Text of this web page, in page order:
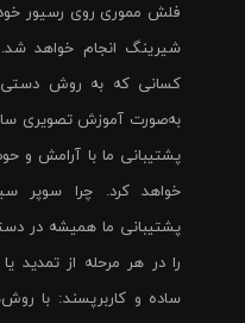
فلش مموری روی رسیور خود
شیرینگ انجام خواهد
کسانی که به روش دستی
به‌صورت آموزش تصویری
پشتیبانی ما با آرامش و
خواهد کرد. چرا سوپر
پشتیبانی ما همیشه در
را در هر مرحله از تمدید
ساده و کاربرپسند: با